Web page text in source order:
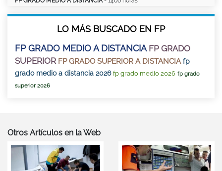
LO MÁS BUSCADO EN FP
FP GRADO MEDIO A DISTANCIA FP GRADO
SUPERIOR FP GRADO SUPERIOR A DISTANCIA fp
grado medio a distancia 2026 fp grado medio 2026 fp grado
superior 2026
Otros Artículos en la Web